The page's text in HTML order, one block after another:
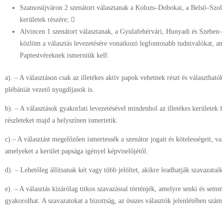
Szamosújváron 2 szenátort választanak a Kolozs–Dobokai, a
kerületek részére; 
Alvincen 1 szenátort választanak, a Gyulafehérvári, Hunyadi és
közlöm a választás levezetésére vonatkozó legfontosabb tudnivalókat,
Paptestvéreknek ismerniük kell:
a). – A választáson csak az illetékes aktív papok vehetnek részt és
plébániát vezető nyugdíjasok is.
b). – A választások gyakorlati levezetésével mindenhol az illetékes kerületek
részleteket majd a helyszínen ismertetik.
c).– A választást megelőzően ismertessék a szenátor jogait és kötelességeit,
amelyeket a kerület papsága igényel képviselőjétől.
d). – Lehetőleg állítsanak két vagy több jelöltet, akikre leadhatják
e). – A választás kizárólag titkos szavazással történjék, amelyre senki és
gyakorolhat. A szavazatokat a bizottság, az összes választók jelenlétében